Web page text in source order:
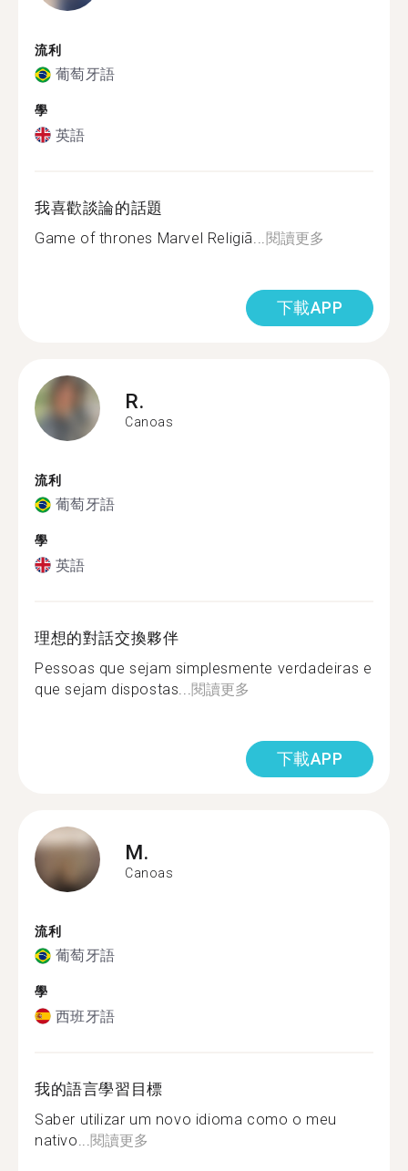
流利
葡萄牙語
學
英語
我喜歡談論的話題
Game of thrones Marvel Religiã... 閱讀更多
下載APP
R.
Canoas
流利
葡萄牙語
學
英語
理想的對話交換夥伴
Pessoas que sejam simplesmente verdadeiras e
que sejam dispostas... 閱讀更多
下載APP
M.
Canoas
流利
葡萄牙語
學
西班牙語
我的語言學習目標
Saber utilizar um novo idioma como o meu
nativo... 閱讀更多